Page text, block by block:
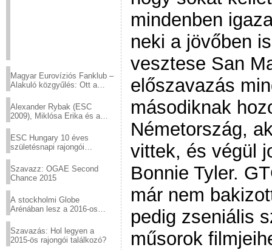
Magyar Eurovíziós Fanklub –
Alakuló közgyűlés: Ott a
Alexander Rybak (ESC
2009), Miklósa Erika és a
sztárjai a Margitszigeten
ESC Hungary 10 éves
születésnapi rajongói
Szavazz: OGAE Second
Chance 2015
A stockholmi Globe
Arénában lesz a 2016-os
Szavazás: Hol legyen a
2015-ös rajongói találkozó?
mindenben
neki a jövőben
vesztese San
előszavazás
másodiknak
Németország,
vittek, és végül
Bonnie Tyler.
már nem
pedig zseniális
műsorok